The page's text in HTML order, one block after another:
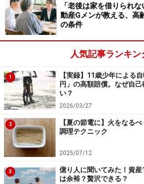
ころです。
今後、中国、インド、ロシアなどが
くるかもしれません。
世界の流れが変わったときに、しっ
チャンスをつかめるかどうかが、資
す。
第二次世界大戦後の1945年から1947
レによりお金の価値が低くなって、
価格としてゴールドの値段が大きく
「老後は家を借りられ
動産Gメンが教える、高
の条件
人気記事ランキン
1
【実録】11歳少年による
円」の高額賠償。なぜ自
い？
2026/03/27
2
【夏の節電に】火をなる
調理テクニック
2025/07/12
3
億り人に聞いてみた！資
は余裕？贅沢できる？